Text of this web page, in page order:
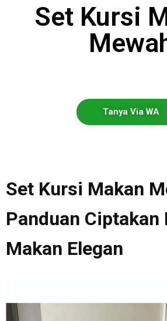
Set Kursi
Tanya Via WA
Set Kursi Makan
Panduan Ciptakan
Makan Elegan